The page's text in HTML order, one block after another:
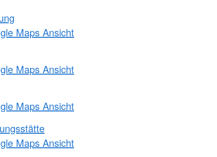
Maps Ansicht
Maps Ansicht
Maps Ansicht
Maps Ansicht